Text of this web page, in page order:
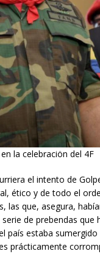
la celebraciön del 4F
el intento de
ético y de todo el
las que, asegura,
de prebendas
país estaba
prácticamente